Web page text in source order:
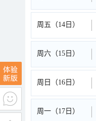
周五（14日）
周六（15日）
周日（16日）
周一（17日）